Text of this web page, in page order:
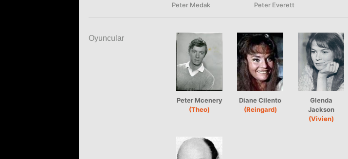
Peter Medak Peter Everett
Oyuncular
Peter Mcenery
(Theo)
Diane Cilento
(Reingard)
Glenda
Jackson
(Vivien)